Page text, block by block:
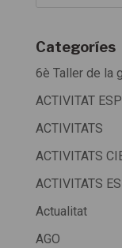
Categoríes
6è Taller de la
ACTIVITAT
ACTIVITATS
ACTIVITATS
ACTIVITATS
Actualitat
AGO